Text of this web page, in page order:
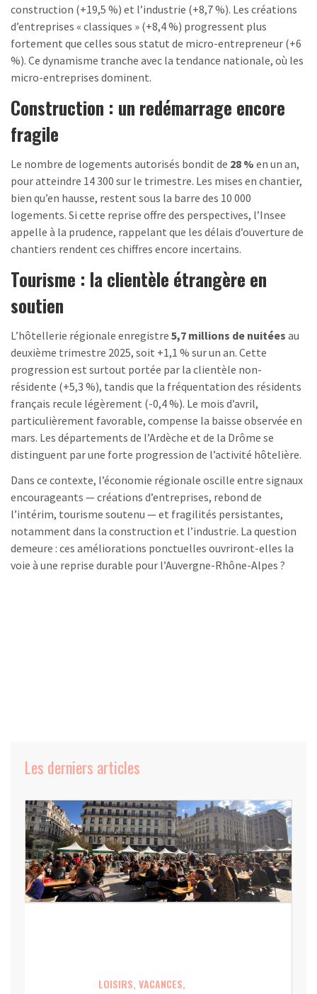
construction (+19,5 %) et l’industrie (+8,7 %). Les créations
d’entreprises « classiques » (+8,4 %) progressent plus
fortement que celles sous statut de micro-entrepreneur (+6
%). Ce dynamisme tranche avec la tendance nationale, où les
micro-entreprises dominent.
Construction : un redémarrage encore
fragile
Le nombre de logements autorisés bondit de 28 % en un an,
pour atteindre 14 300 sur le trimestre. Les mises en chantier,
bien qu’en hausse, restent sous la barre des 10 000
logements. Si cette reprise offre des perspectives, l’Insee
appelle à la prudence, rappelant que les délais d’ouverture de
chantiers rendent ces chiffres encore incertains.
Tourisme : la clientèle étrangère en
soutien
L’hôtellerie régionale enregistre 5,7 millions de nuitées au
deuxième trimestre 2025, soit +1,1 % sur un an. Cette
progression est surtout portée par la clientèle non-
résidente (+5,3 %), tandis que la fréquentation des résidents
français recule légèrement (-0,4 %). Le mois d’avril,
particulièrement favorable, compense la baisse observée en
mars. Les départements de l’Ardèche et de la Drôme se
distinguent par une forte progression de l’activité hôtelière.
Dans ce contexte, l’économie régionale oscille entre signaux
encourageants — créations d’entreprises, rebond de
l’intérim, tourisme soutenu — et fragilités persistantes,
notamment dans la construction et l’industrie. La question
demeure : ces améliorations ponctuelles ouvriront-elles la
voie à une reprise durable pour l’Auvergne-Rhône-Alpes ?
Les derniers articles
LOISIRS, VACANCES,